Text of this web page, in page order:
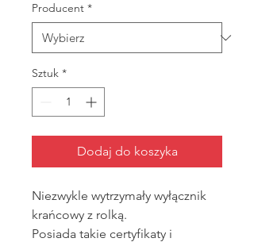
Producent *
Sztuk *
Dodaj do koszyka
Niezwykle wytrzymały wyłącznik
krańcowy z rolką.
Posiada takie certyfikaty i